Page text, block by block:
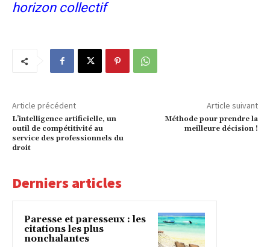
horizon collectif
Article précédent
L’intelligence artificielle, un
outil de compétitivité au
service des professionnels du
droit
Article suivant
Méthode pour prendre la
meilleure décision !
Derniers articles
Paresse et paresseux : les
citations les plus
nonchalantes